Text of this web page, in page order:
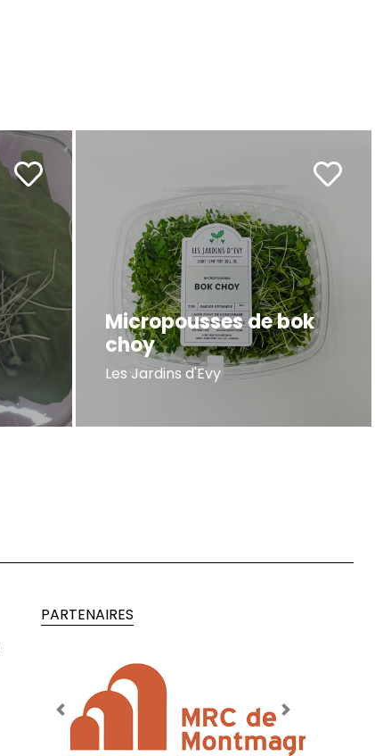
Micropousses de bok
choy
Les Jardins d'Evy
PARTENAIRES
Previous Next